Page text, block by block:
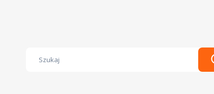
Wyczyść